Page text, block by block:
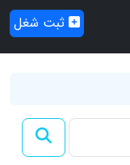
ثبت شغل